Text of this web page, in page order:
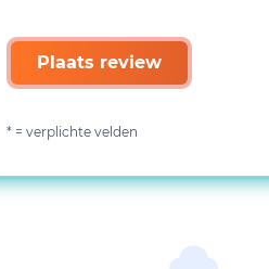
Plaats review
* = verplichte velden